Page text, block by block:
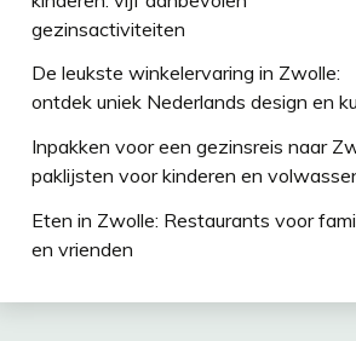
gezinsactiviteiten
De leukste winkelervaring in Zwolle:
ontdek uniek Nederlands design en
Inpakken voor een gezinsreis naar
paklijsten voor kinderen en
Eten in Zwolle: Restaurants voor
en vrienden